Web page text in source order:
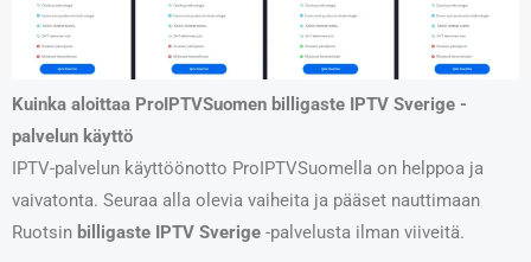
Kuinka aloittaa ProIPTVSuomen billigaste IPTV Sverige -
palvelun käyttö
IPTV-palvelun käyttöönotto ProIPTVSuomella on helppoa ja
vaivatonta. Seuraa alla olevia vaiheita ja pääset nauttimaan
Ruotsin billigaste IPTV Sverige -palvelusta ilman viiveitä.